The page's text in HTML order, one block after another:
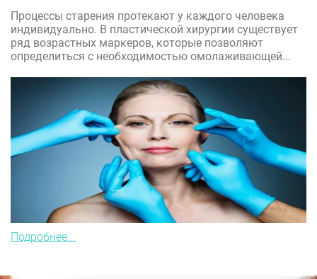
Процессы старения протекают у каждого человека
индивидуально. В пластической хирургии существует
ряд возрастных маркеров, которые позволяют
определиться с необходимостью омолаживающей...
Подробнее...